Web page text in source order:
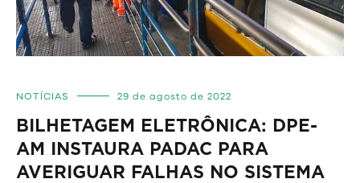
NOTÍCIAS 29 de agosto de 2022
BILHETAGEM ELETRÔNICA: DPE-
AM INSTAURA PADAC PARA
AVERIGUAR FALHAS NO SISTEMA